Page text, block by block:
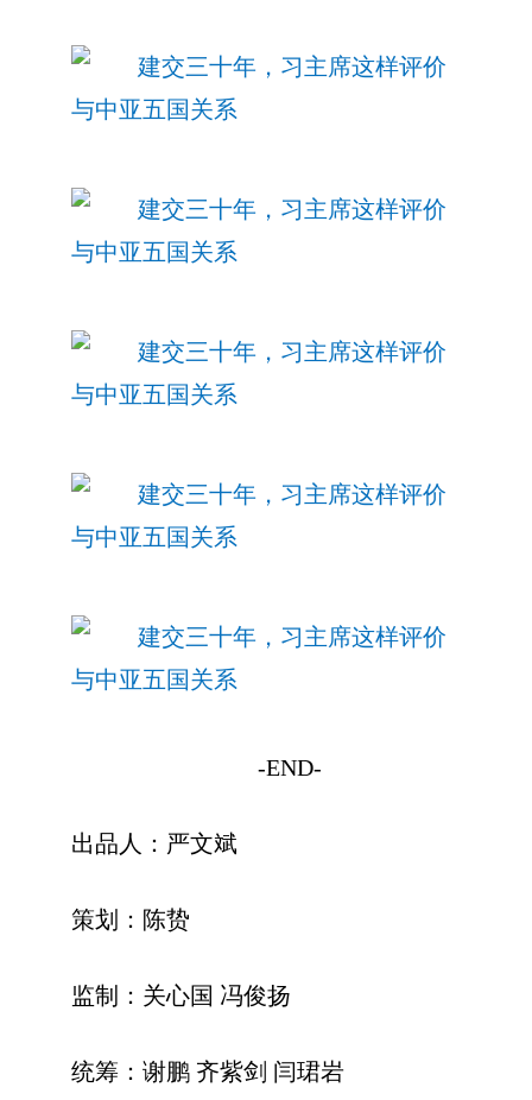
-END-
出品人：严文斌
策划：陈贽
监制：关心国 冯俊扬
统筹：谢鹏 齐紫剑 闫珺岩